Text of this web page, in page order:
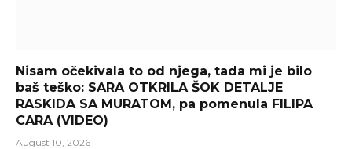
Nisam očekivala to od njega, tada mi je bilo
baš teško: SARA OTKRILA ŠOK DETALJE
RASKIDA SA MURATOM, pa pomenula FILIPA
CARA (VIDEO)
August 10, 2026